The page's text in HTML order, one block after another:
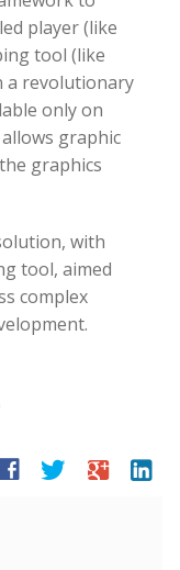
player (like
tool (like
a revolutionary
only on
allows graphic
graphics
with
tool, aimed
complex
twitter google linkedin